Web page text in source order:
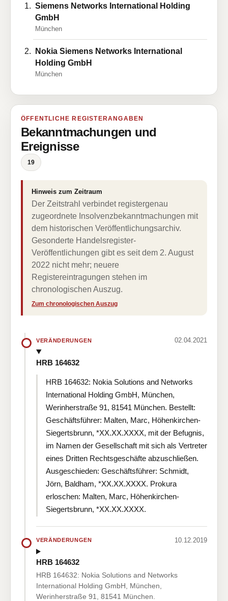
Siemens Networks International Holding
GmbH
München
Nokia Siemens Networks International
Holding GmbH
München
ÖFFENTLICHE REGISTERANGABEN
Bekanntmachungen und
Ereignisse
19
Hinweis zum Zeitraum
Der Zeitstrahl verbindet registergenau
zugeordnete Insolvenzbekanntmachungen mit
dem historischen Veröffentlichungsarchiv.
Gesonderte Handelsregister-
Veröffentlichungen gibt es seit dem 2. August
2022 nicht mehr; neuere
Registereintragungen stehen im
chronologischen Auszug.
Zum chronologischen Auszug
VERÄNDERUNGEN 02.04.2021
HRB 164632
HRB 164632: Nokia Solutions and Networks
International Holding GmbH, München,
Werinherstraße 91, 81541 München. Bestellt:
Geschäftsführer: Malten, Marc, Höhenkirchen-
Siegertsbrunn, *XX.XX.XXXX, mit der Befugnis,
im Namen der Gesellschaft mit sich als Vertreter
eines Dritten Rechtsgeschäfte abzuschließen.
Ausgeschieden: Geschäftsführer: Schmidt,
Jörn, Baldham, *XX.XX.XXXX. Prokura
erloschen: Malten, Marc, Höhenkirchen-
Siegertsbrunn, *XX.XX.XXXX.
VERÄNDERUNGEN 10.12.2019
HRB 164632
HRB 164632: Nokia Solutions and Networks
International Holding GmbH, München,
Werinherstraße 91, 81541 München.